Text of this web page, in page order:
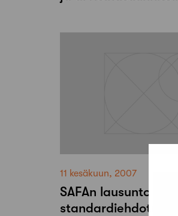
11 kesäkuun, 2007
SAFAn lausunto